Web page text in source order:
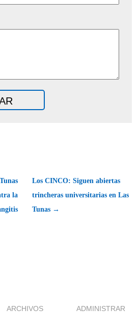
la
Los CINCO: Siguen abiertas
trincheras universitarias en Las
Tunas →
ARCHIVOS ADMINISTRAR